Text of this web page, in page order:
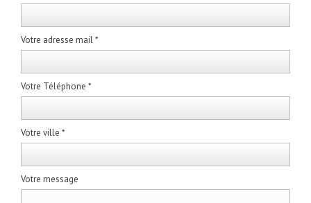
Votre adresse mail *
Votre Téléphone *
Votre ville *
Votre message